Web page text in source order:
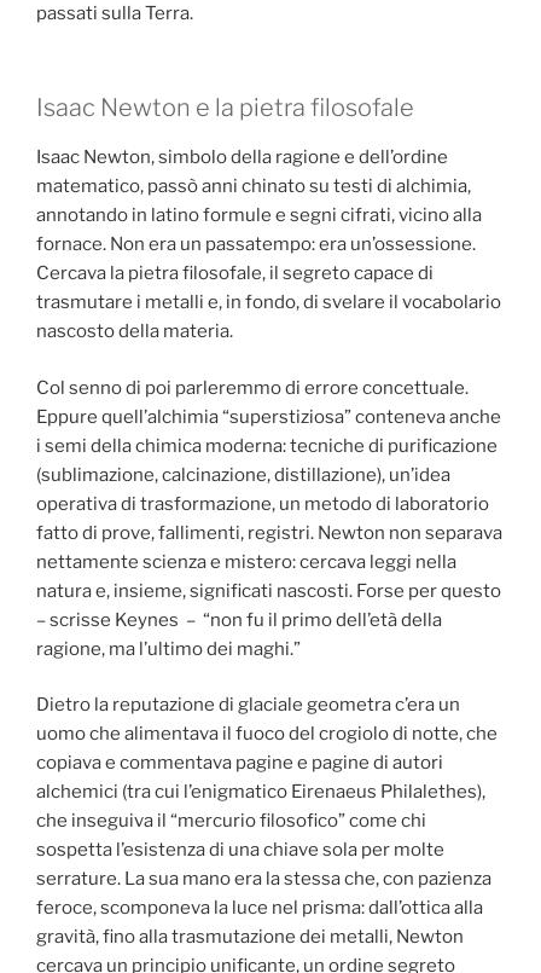
passati sulla Terra.
Isaac Newton e la pietra filosofale
Isaac Newton, simbolo della ragione e dell’ordine
matematico, passò anni chinato su testi di alchimia,
annotando in latino formule e segni cifrati, vicino alla
fornace. Non era un passatempo: era un’ossessione.
Cercava la pietra filosofale, il segreto capace di
trasmutare i metalli e, in fondo, di svelare il vocabolario
nascosto della materia.
Col senno di poi parleremmo di errore concettuale.
Eppure quell’alchimia “superstiziosa” conteneva anche
i semi della chimica moderna: tecniche di purificazione
(sublimazione, calcinazione, distillazione), un’idea
operativa di trasformazione, un metodo di laboratorio
fatto di prove, fallimenti, registri. Newton non separava
nettamente scienza e mistero: cercava leggi nella
natura e, insieme, significati nascosti. Forse per questo
– scrisse Keynes – “non fu il primo dell’età della
ragione, ma l’ultimo dei maghi.”
Dietro la reputazione di glaciale geometra c’era un
uomo che alimentava il fuoco del crogiolo di notte, che
copiava e commentava pagine e pagine di autori
alchemici (tra cui l’enigmatico Eirenaeus Philalethes),
che inseguiva il “mercurio filosofico” come chi
sospetta l’esistenza di una chiave sola per molte
serrature. La sua mano era la stessa che, con pazienza
feroce, scomponeva la luce nel prisma: dall’ottica alla
gravità, fino alla trasmutazione dei metalli, Newton
cercava un principio unificante, un ordine segreto